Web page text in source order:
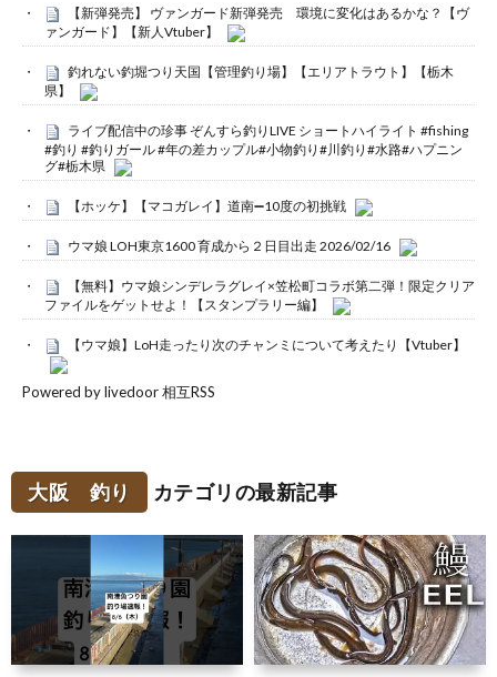
【新弾発売】 ヴァンガード新弾発売 環境に変化はあるかな？【ヴ
ァンガード】【新人Vtuber】
釣れない釣堀つり天国【管理釣り場】【エリアトラウト】【栃木
県】
ライブ配信中の珍事 ぞんすら釣りLIVE ショートハイライト #fishing
#釣り #釣りガール #年の差カップル#小物釣り#川釣り#水路#ハプニン
グ#栃木県
【ホッケ】【マコガレイ】道南➖10度の初挑戦
ウマ娘 LOH東京1600 育成から２日目出走 2026/02/16
【無料】ウマ娘シンデレラグレイ×笠松町コラボ第二弾！限定クリア
ファイルをゲットせよ！【スタンプラリー編】
【ウマ娘】LoH走ったり次のチャンミについて考えたり【Vtuber】
Powered by livedoor 相互RSS
大阪 釣り カテゴリの最新記事